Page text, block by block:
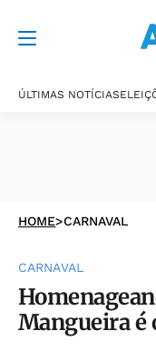
ÚLTIMAS NOTÍCIAS
HOME>CARNAVAL
CARNAVAL
Mangueira é